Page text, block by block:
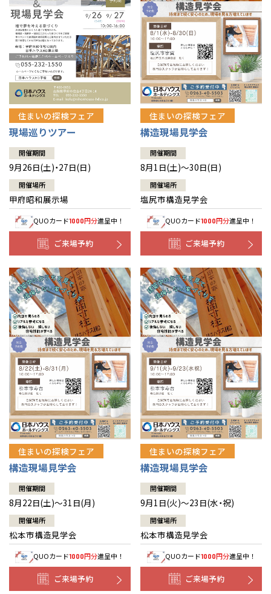
住まいの探検フェア
現場巡りツアー
開催期間
9月26日(土)・27日(日)
開催場所
甲府昭和展示場
QUOカード1000円分進呈中！
ご来場予約
住まいの探検フェア
構造現場見学会
開催期間
8月1日(土)～30日(日)
開催場所
塩尻市構造見学会
QUOカード1000円分進呈中！
ご来場予約
住まいの探検フェア
構造現場見学会
開催期間
8月22日(土)～31日(月)
開催場所
松本市構造見学会
QUOカード1000円分進呈中！
ご来場予約
住まいの探検フェア
構造現場見学会
開催期間
9月1日(火)～23日(水・祝)
開催場所
松本市構造見学会
QUOカード1000円分進呈中！
ご来場予約